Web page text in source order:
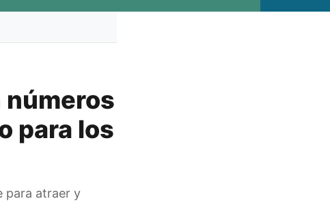
números
para los
para atraer y